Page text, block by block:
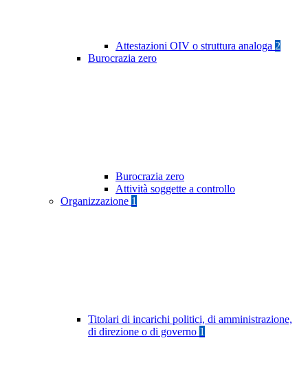
Attestazioni OIV o struttura analoga 2
Burocrazia zero
Burocrazia zero
Attività soggette a controllo
Organizzazione 1
Titolari di incarichi politici, di amministrazione,
di direzione o di governo 1